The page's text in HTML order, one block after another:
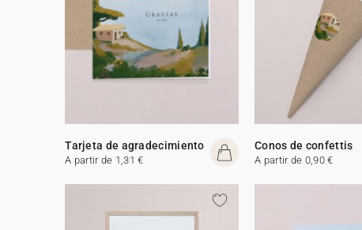
Tarjeta de agradecimiento
A partir de 1,31 €
Conos de confettis
A partir de 0,90 €